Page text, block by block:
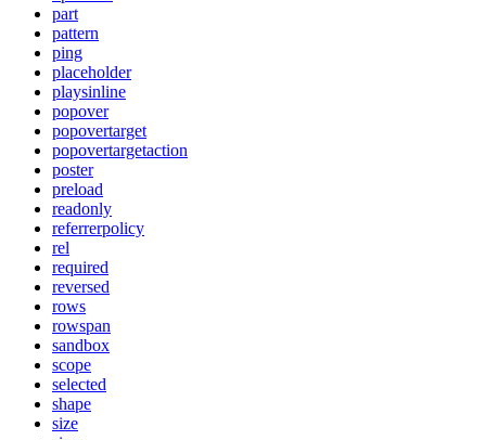
part
pattern
ping
placeholder
playsinline
popover
popovertarget
popovertargetaction
poster
preload
readonly
referrerpolicy
rel
required
reversed
rows
rowspan
sandbox
scope
selected
shape
size